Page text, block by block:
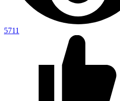
5711